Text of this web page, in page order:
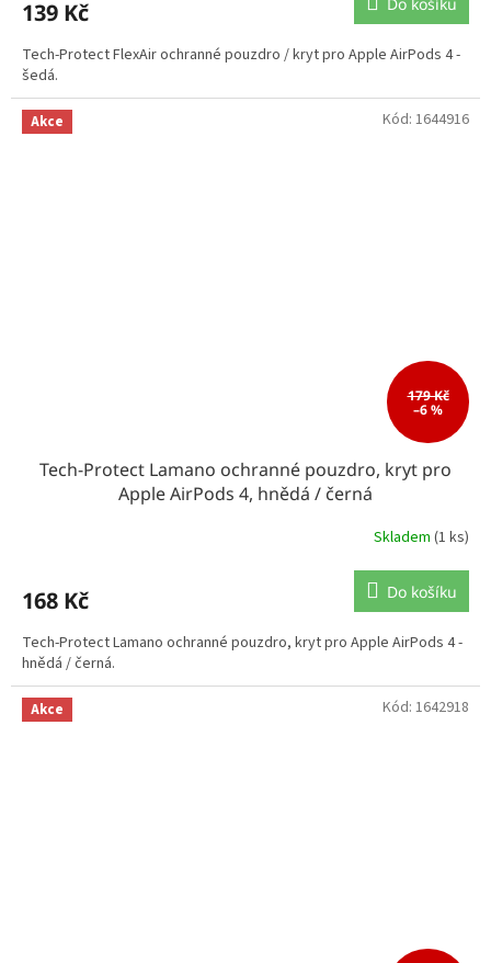
139 Kč
Tech-Protect FlexAir ochranné pouzdro / kryt pro Apple AirPods 4 -
šedá.
Akce
179 Kč
–6 %
Tech-Protect Lamano ochranné pouzdro, kryt pro
Apple AirPods 4, hnědá / černá
Skladem (1 ks)
168 Kč Do košíku
Tech-Protect Lamano ochranné pouzdro, kryt pro Apple AirPods 4 -
hnědá / černá.
Kód: 1644916
Akce Kód: 1642918